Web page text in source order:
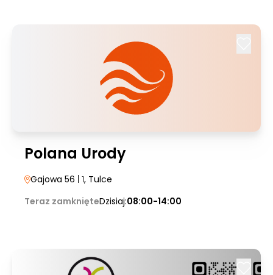
Polana Urody
Gajowa 56 | 1, Tulce
Teraz zamknięteDzisiaj:08:00-14:00